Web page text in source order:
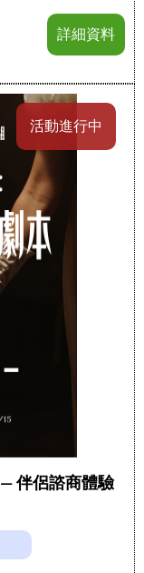
詳細資料
活動進行中
伴侶諮商體驗